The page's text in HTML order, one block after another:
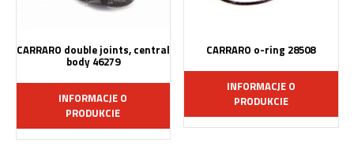
CARRARO double joints, central
body 46279
INFORMACJE O
PRODUKCIE
CARRARO o-ring 28508
INFORMACJE O
PRODUKCIE